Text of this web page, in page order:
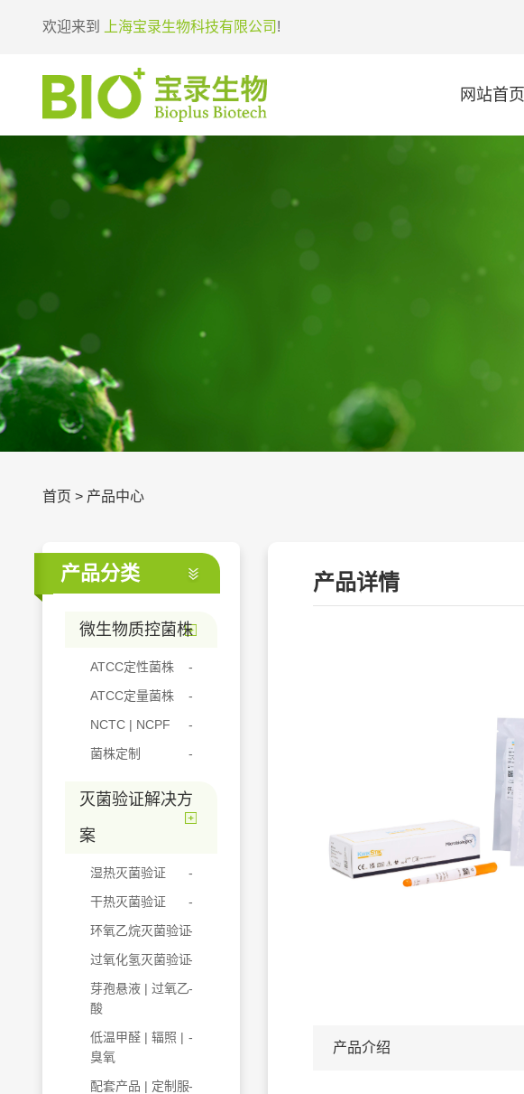
欢迎来到 上海宝录生物科技有限公司 !
网站首页
首页 > 产品中心
产品分类
微生物质控菌株
ATCC定性菌株
ATCC定量菌株
NCTC | NCPF
菌株定制
灭菌验证解决方
案
湿热灭菌验证
干热灭菌验证
环氧乙烷灭菌验证
过氧化氢灭菌验证
芽孢悬液 | 过氧乙
酸
低温甲醛 | 辐照 |
臭氧
配套产品 | 定制服
产品详情
产品介绍